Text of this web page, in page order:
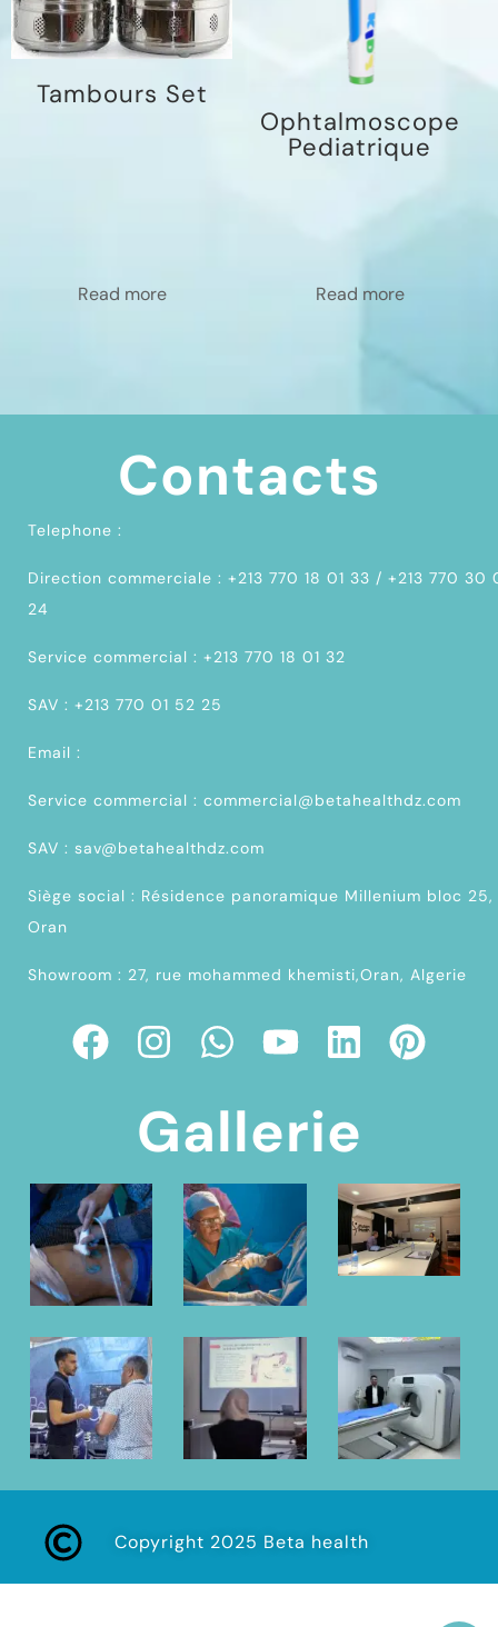
Tambours Set
Read more
Ophtalmoscope
Pediatrique
Read more
Contacts
Telephone :
Direction commerciale : +213 770 18 01 33 / +213 770 30
24
Service commercial : +213 770 18 01 32
SAV : +213 770 01 52 25
Email :
Service commercial : commercial@betahealthdz.com
SAV : sav@betahealthdz.com
Siège social : Résidence panoramique Millenium bloc 25,
Oran
Showroom : 27, rue mohammed khemisti,Oran, Algerie
Gallerie
Copyright 2025 Beta health